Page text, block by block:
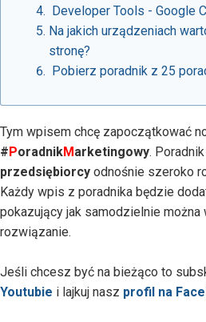
Developer Tools - Google
Na jakich urządzeniach
stronę?
Pobierz poradnik z 25
Tym wpisem chcę zapoczątkować
# PoradnikM arketingowy.
przedsiębiorcy odnośnie szeroko
Każdy wpis z poradnika będzie
pokazujący jak samodzielnie
rozwiązanie.
Jeśli chcesz być na bieżąco to
Youtubie i lajkuj nasz profil na